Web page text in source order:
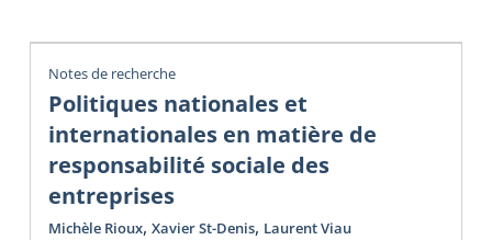
Notes de recherche
Politiques nationales et
internationales en matière de
responsabilité sociale des
entreprises
Michèle Rioux, Xavier St-Denis, Laurent Viau